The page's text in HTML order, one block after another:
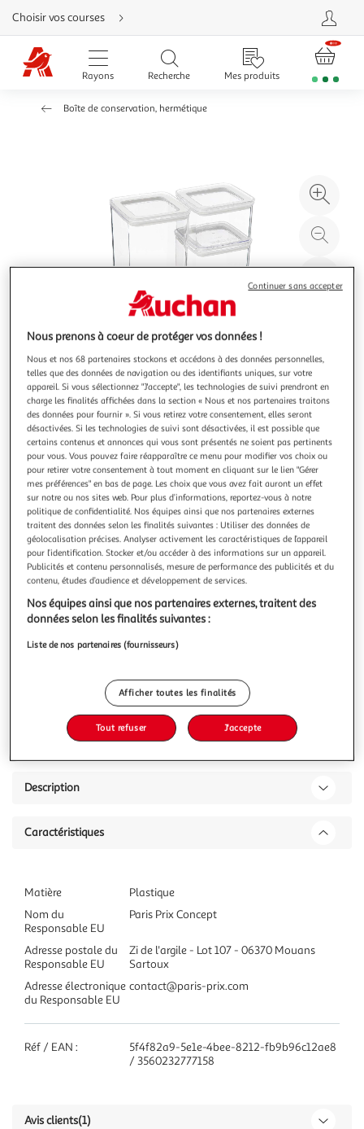
Aller
directement
au
contenu
Aller
directement
Aller
Choisir vos courses
Rayons Recherche Mes produits
Boîte de conservation, hermétique
à
100
le
Illustration
précédente
Illustration
suivante
5.0 (1)
FIVE
Lot de 3 boîtes de conservation eske 3l transparent
Informations Techniques : Dimensions : L. 20,4 x l. 10,4 x H.
21,2 cm Matière : Polystyrène Spécificités : Pratique & Utile
Lot de 3 boîtes de conservation Hermétique Forme carrée
Capacités : 0,5L, 1L & 1,5L Poids : 0,47 kg Couleur :
Transparent
En savoir +
Vendu parParis Prix
Livr. ou retrait dès 3/4 jours
A partir de 7,99€
Plus d'options
Vendu par Paris Prix
12,99€
Ajouter au panier
Ajouter à une liste
Description
Caractéristiques
Matière
Plastique
Nom du
Responsable EU
Paris Prix Concept
Adresse postale du
Responsable EU
Zi de l'argile - Lot 107 - 06370 Mouans
Sartoux
Adresse électronique
du Responsable EU
contact@paris-prix.com
Réf / EAN :
5f4f82a9-5e1e-4bee-8212-fb9b96c12ae8
/ 3560232777158
Avis clients(1)
Nous prenons à coeur de protéger vos données !
Nous et nos 68 partenaires stockons et accédons à des données personnelles,
telles que des données de navigation ou des identifiants uniques, sur votre
appareil. Si vous sélectionnez "J'accepte", les technologies de suivi prendront en
charge les finalités affichées dans la section « Nous et nos partenaires traitons
des données pour fournir ». Si vous retirez votre consentement, elles seront
désactivées. Si les technologies de suivi sont désactivées, il est possible que
certains contenus et annonces qui vous sont présentés ne soient pas pertinents
pour vous. Vous pouvez faire réapparaître ce menu pour modifier vos choix ou
pour retirer votre consentement à tout moment en cliquant sur le lien "Gérer
mes préférences" en bas de page. Les choix que vous avez fait auront un effet
sur notre ou nos sites web. Pour plus d’informations, reportez-vous à notre
politique de confidentialité. Nos équipes ainsi que nos partenaires externes
traitent des données selon les finalités suivantes : Utiliser des données de
géolocalisation précises. Analyser activement les caractéristiques de l’appareil
pour l’identification. Stocker et/ou accéder à des informations sur un appareil.
Publicités et contenu personnalisés, mesure de performance des publicités et du
contenu, études d’audience et développement de services.
Nos équipes ainsi que nos partenaires externes, traitent des
données selon les finalités suivantes :
Liste de nos partenaires (fournisseurs)
Afficher toutes les finalités
Tout refuser J'accepte
Continuer sans accepter